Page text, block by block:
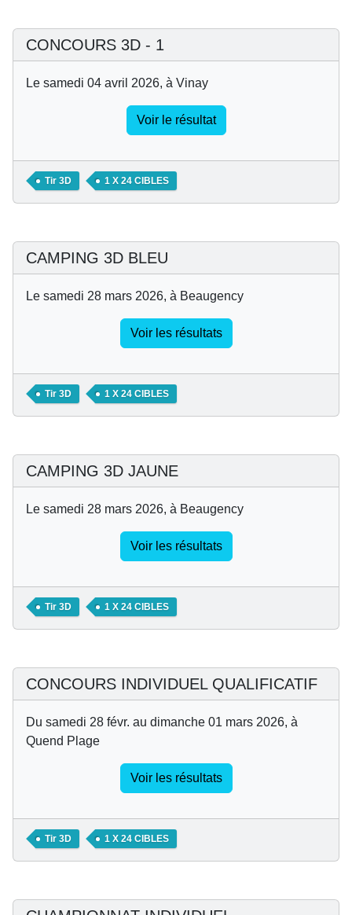
CONCOURS 3D - 1
Le samedi 04 avril 2026, à Vinay
Voir le résultat
Tir 3D 1 X 24 CIBLES
CAMPING 3D BLEU
Le samedi 28 mars 2026, à Beaugency
Voir les résultats
Tir 3D 1 X 24 CIBLES
CAMPING 3D JAUNE
Le samedi 28 mars 2026, à Beaugency
Voir les résultats
Tir 3D 1 X 24 CIBLES
CONCOURS INDIVIDUEL QUALIFICATIF
Du samedi 28 févr. au dimanche 01 mars 2026, à
Quend Plage
Voir les résultats
Tir 3D 1 X 24 CIBLES